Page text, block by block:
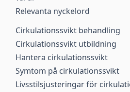
Relevanta nyckelord
Cirkulationssvikt behandling
Cirkulationssvikt utbildning
Hantera cirkulationssvikt
Symtom på cirkulationssvikt
Livsstilsjusteringar för